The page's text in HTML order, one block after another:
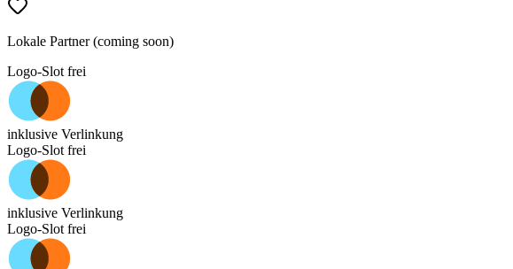
Lokale Partner (coming soon)
Logo-Slot frei
inklusive Verlinkung
Logo-Slot frei
inklusive Verlinkung
Logo-Slot frei